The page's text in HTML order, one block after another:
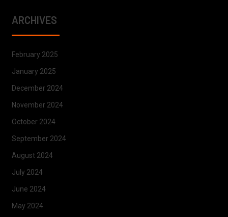
ARCHIVES
February 2025
January 2025
December 2024
November 2024
October 2024
September 2024
August 2024
July 2024
June 2024
May 2024